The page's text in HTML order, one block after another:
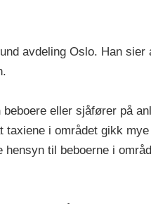
avdeling Oslo. Han
eller sjåfører på
i området gikk
til beboerne i